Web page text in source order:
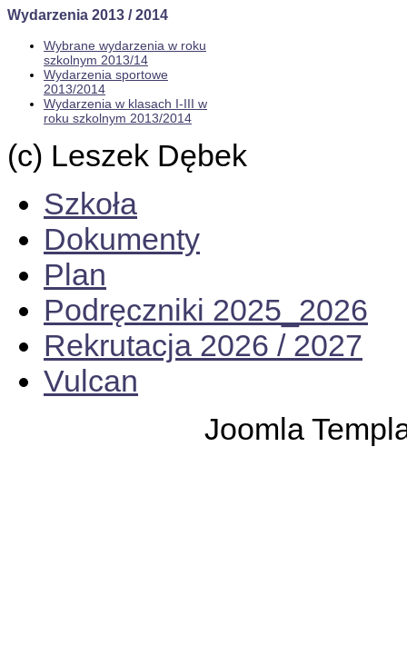
Wydarzenia 2013 / 2014
Wybrane wydarzenia w roku
szkolnym 2013/14
Wydarzenia sportowe
2013/2014
Wydarzenia w klasach I-III w
roku szkolnym 2013/2014
(c) Leszek Dębek
Szkoła
Dokumenty
Plan
Podręczniki 2025_2026
Rekrutacja 2026 / 2027
Vulcan
Joomla